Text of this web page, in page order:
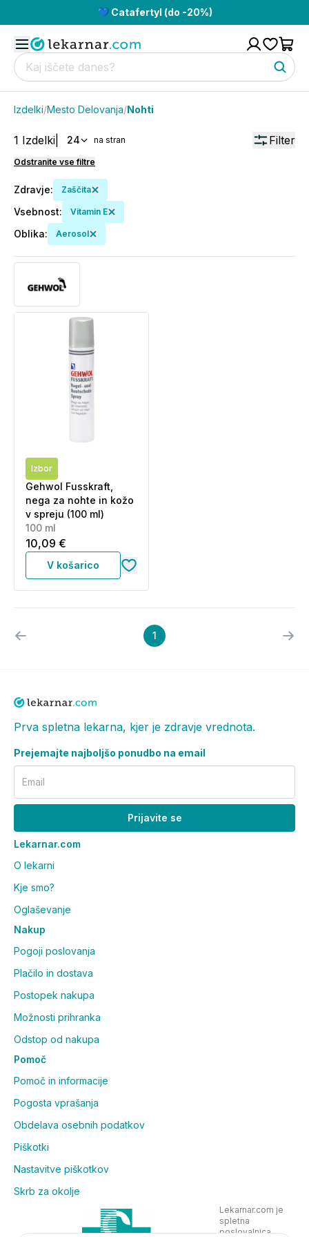
💙 Catafertyl (do -20%)
Izdelki/Mesto Delovanja/Nohti
1 Izdelki 24 na stran Filter
Odstranite vse filtre
Zdravje: Zaščita
Vsebnost: Vitamin E
Oblika: Aerosol
Izbor
Gehwol Fusskraft,
nega za nohte in kožo
v spreju (100 ml)
100 ml
10,09 €
V košarico
1
Prva spletna lekarna, kjer je zdravje vrednota.
Prejemajte najboljšo ponudbo na email
Email
Prijavite se
Lekarnar.com
O lekarni
Kje smo?
Oglaševanje
Nakup
Pogoji poslovanja
Plačilo in dostava
Postopek nakupa
Možnosti prihranka
Odstop od nakupa
Pomoč
Pomoč in informacije
Pogosta vprašanja
Obdelava osebnih podatkov
Piškotki
Nastavitve piškotkov
Skrb za okolje
Lekarnar.com je
spletna
poslovalnica